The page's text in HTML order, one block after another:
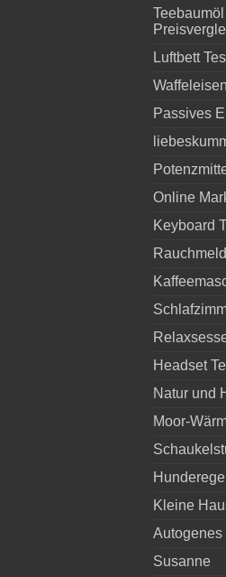
Luftbett
Passives
Online
Keyboard
Headset
Natur und
Moor-
Kleine
Autogenes
Susanne